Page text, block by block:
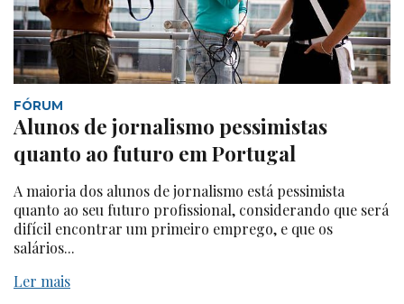
FÓRUM
Alunos de jornalismo pessimistas
quanto ao futuro em Portugal
A maioria dos alunos de jornalismo está pessimista
quanto ao seu futuro profissional, considerando que será
difícil encontrar um primeiro emprego, e que os
salários...
Ler mais